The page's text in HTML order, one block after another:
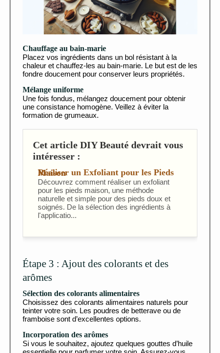
Chauffage au bain-marie
Placez vos ingrédients dans un bol résistant à la
chaleur et chauffez-les au bain-marie. Le but est de les
fondre doucement pour conserver leurs propriétés.
Mélange uniforme
Une fois fondus, mélangez doucement pour obtenir
une consistance homogène. Veillez à éviter la
formation de grumeaux.
Cet article DIY Beauté devrait vous
intéresser :
Réaliser un Exfoliant pour les Pieds Maison
Découvrez comment réaliser un exfoliant
pour les pieds maison, une méthode
naturelle et simple pour des pieds doux et
soignés. De la sélection des ingrédients à
l'applicatio...
Étape 3 : Ajout des colorants et des
arômes
Sélection des colorants alimentaires
Choisissez des colorants alimentaires naturels pour
teinter votre soin. Les poudres de betterave ou de
framboise sont d’excellentes options.
Incorporation des arômes
Si vous le souhaitez, ajoutez quelques gouttes d’huile